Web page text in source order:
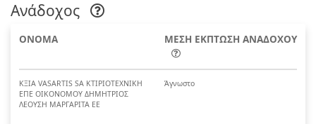
Ανάδοχος
ΟΝΟΜΑ ΜΕΣΗ ΕΚΠΤΩΣΗ ΑΝΑΔΟΧΟΥ
ΚΞΙΑ VASARTIS SA ΚΤΙΡΙΟΤΕΧΝΙΚΗ
ΕΠΕ ΟΙΚΟΝΟΜΟΥ ΔΗΜΗΤΡΙΟΣ
ΛΕΟΥΣΗ ΜΑΡΓΑΡΙΤΑ ΕΕ
Άγνωστο